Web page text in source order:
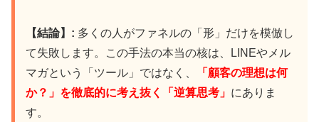
30分 のライブセッション
🧠 サトリ式コーチング メソッド を体感
💰期間限定 無料 参加
【結論】: 多くの人がファネルの「形」だけを模倣し
て失敗します。この手法の本当の核は、LINEやメル
マガという「ツール」ではなく、
「顧客の理想は何
か？」を徹底的に考え抜く「逆算思考」 にありま
す。